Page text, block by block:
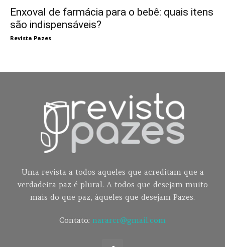
Enxoval de farmácia para o bebê: quais itens
são indispensáveis?
Revista Pazes
Uma revista a todos aqueles que acreditam que a
verdadeira paz é plural. A todos que desejam muito
mais do que paz, àqueles que desejam Pazes.
Contato: nararcr@gmail.com